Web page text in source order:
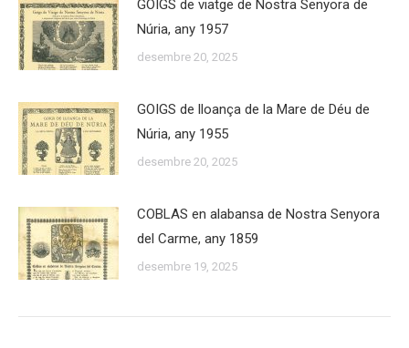
GOIGS de viatge de Nostra Senyora de
Núria, any 1957
desembre 20, 2025
GOIGS de lloança de la Mare de Déu de
Núria, any 1955
desembre 20, 2025
COBLAS en alabansa de Nostra Senyora
del Carme, any 1859
desembre 19, 2025